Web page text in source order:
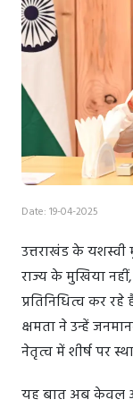
Date: 19-04-2025
उत्तराखंड के
राज्य के मुखिया
प्रतिनिधित्व कर
क्षमता ने उन्हें
नेतृत्व में शीर्ष पर
यह बात अब केवल